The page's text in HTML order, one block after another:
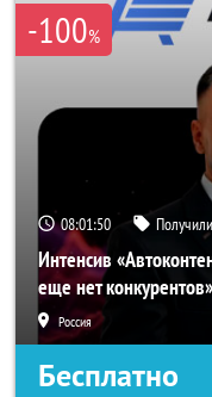
-100%
08:01:48
Интенсив
еще нет конкурентов»
Россия
Бесплатно